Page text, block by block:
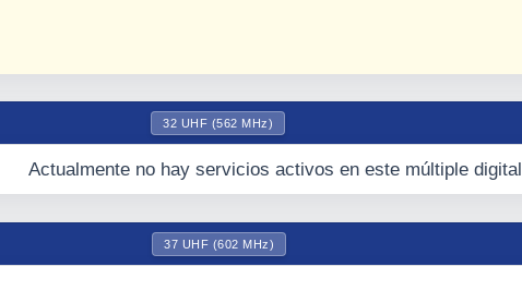
32 UHF (562 MHz)
Actualmente no hay servicios activos en este múltiple digital
37 UHF (602 MHz)